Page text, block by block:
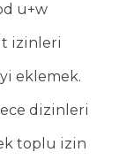
u+w
izinleri
eklemek.
dizinleri
toplu izin